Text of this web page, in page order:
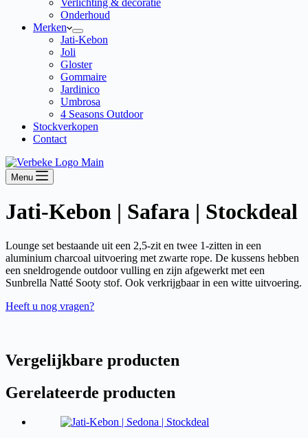
Verlichting & decoratie
Onderhoud
Merken
Jati-Kebon
Joli
Gloster
Gommaire
Jardinico
Umbrosa
4 Seasons Outdoor
Stockverkopen
Contact
Menu
Jati-Kebon | Safara | Stockdeal
Lounge set bestaande uit een 2,5-zit en twee 1-zitten in een
aluminium charcoal uitvoering met zwarte rope. De kussens hebben
een sneldrogende outdoor vulling en zijn afgewerkt met een
Sunbrella Natté Sooty stof. Ook verkrijgbaar in een witte uitvoering.
Heeft u nog vragen?
Vergelijkbare producten
Gerelateerde producten